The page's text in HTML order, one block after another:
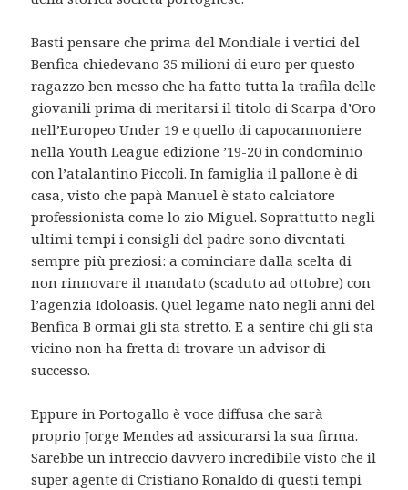
Basti pensare che prima del Mondiale i vertici del
Benfica chiedevano 35 milioni di euro per questo
ragazzo ben messo che ha fatto tutta la trafila delle
giovanili prima di meritarsi il titolo di Scarpa d’Oro
nell’Europeo Under 19 e quello di capocannoniere
nella Youth League edizione ’19-20 in condominio
con l’atalantino Piccoli. In famiglia il pallone è di
casa, visto che papà Manuel è stato calciatore
professionista come lo zio Miguel. Soprattutto negli
ultimi tempi i consigli del padre sono diventati
sempre più preziosi: a cominciare dalla scelta di
non rinnovare il mandato (scaduto ad ottobre) con
l’agenzia Idoloasis. Quel legame nato negli anni del
Benfica B ormai gli sta stretto. E a sentire chi gli sta
vicino non ha fretta di trovare un advisor di
successo.
Eppure in Portogallo è voce diffusa che sarà
proprio Jorge Mendes ad assicurarsi la sua firma.
Sarebbe un intreccio davvero incredibile visto che il
super agente di Cristiano Ronaldo di questi tempi